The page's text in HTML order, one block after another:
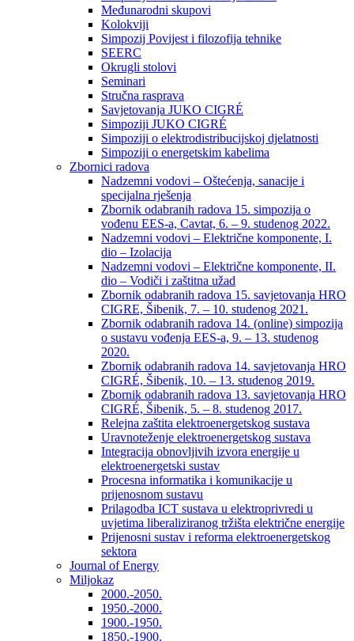
Međunarodni skupovi
Kolokviji​
Simpozij Povijest i filozofija tehnike
SEERC
Okrugli stolovi
Seminari​
Stručna rasprava​
Savjetovanja JUKO CIGRÉ
Simpoziji JUKO CIGRÉ
Simpoziji o elektrodistribucijskoj djelatnosti
Simpoziji o energetskim kabelima
Zbornici radova
Nadzemni vodovi – Oštećenja, sanacije i
specijalna rješenja
Zbornik odabranih radova 15. simpozija o
vođenu EES-a, Cavtat, 6. – 9. studenog 2022.
Nadzemni vodovi – Električne komponente, I.
dio – Izolacija
Nadzemni vodovi – Električne komponente, II.
dio – Vodiči i zaštitna užad
Zbornik odabranih radova 15. savjetovanja HRO
CIGRE, Šibenik, 7. – 10. studenog 2021.
Zbornik odabranih radova 14. (online) simpozija
o sustavu vođenja EES-a, 9. – 13. studenog
2020.
Zbornik odabranih radova 14. savjetovanja HRO
CIGRÉ, Šibenik, 10. – 13. studenog 2019.
Zbornik odabranih radova 13. savjetovanja HRO
CIGRÉ, Šibenik, 5. – 8. studenog 2017.
Relejna zaštita elektroenergetskog sustava
Uravnoteženje elektroenergetskog sustava
Integracija obnovljivih izvora energije u
elektroenergetski sustav
Procesna informatika i komunikacije u
prijenosnom sustavu
Prilagodba ICT sustava u elektroprivredi u
uvjetima liberaliziranog tržišta električne energije
Prijenosni sustav i reforma elektroenergetskog
sektora
Journal of Energy
Miljokaz
2000.-2050.
1950.-2000.
1900.-1950.
1850.-1900.